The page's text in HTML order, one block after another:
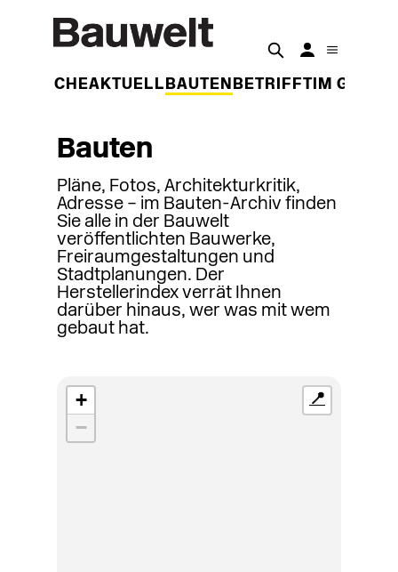
WOCHEAKTUELL BAUTEN BETRIFFT IM
Bauten
Pläne, Fotos, Architekturkritik,
Adresse – im Bauten-Archiv finden
Sie alle in der Bauwelt
veröffentlichten Bauwerke,
Freiraumgestaltungen und
Stadtplanungen. Der
Herstellerindex verrät Ihnen
darüber hinaus, wer was mit wem
gebaut hat.
+
−
📍